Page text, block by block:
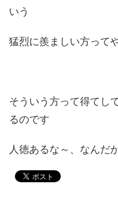
いう
猛烈に羨ましい方って
そういう方って得てし
るのです
人徳あるな～、なんだ